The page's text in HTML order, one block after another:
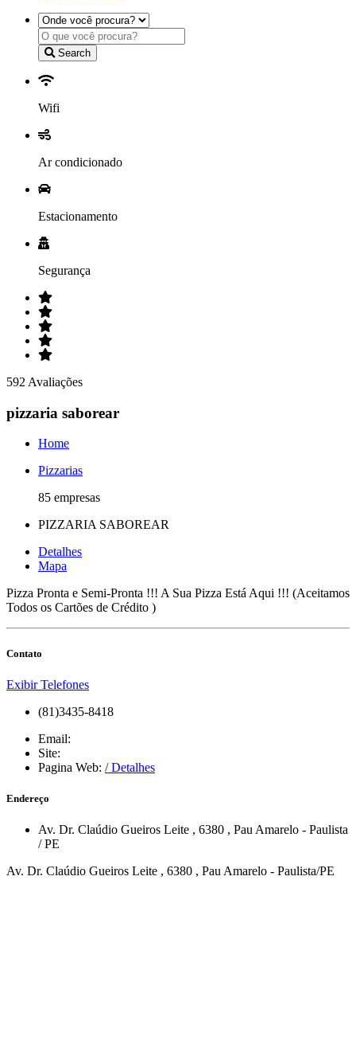
Search
Wifi
Ar condicionado
Estacionamento
Segurança
592 Avaliações
pizzaria saborear
Home
Pizzarias
85 empresas
PIZZARIA SABOREAR
Detalhes
Mapa
Pizza Pronta e Semi-Pronta !!! A Sua Pizza Está Aqui !!! (Aceitamos
Todos os Cartões de Crédito )
Contato
Exibir Telefones
(81)3435-8418
Email:
Site:
Pagina Web: / Detalhes
Endereço
Av. Dr. Claúdio Gueiros Leite , 6380 , Pau Amarelo - Paulista
/PE
Av. Dr. Claúdio Gueiros Leite , 6380 , Pau Amarelo - Paulista/PE